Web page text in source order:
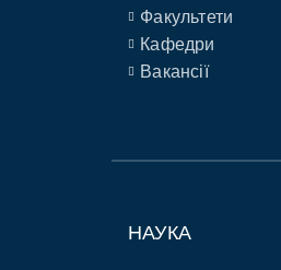
Факультети
Кафедри
Вакансії
НАУКА